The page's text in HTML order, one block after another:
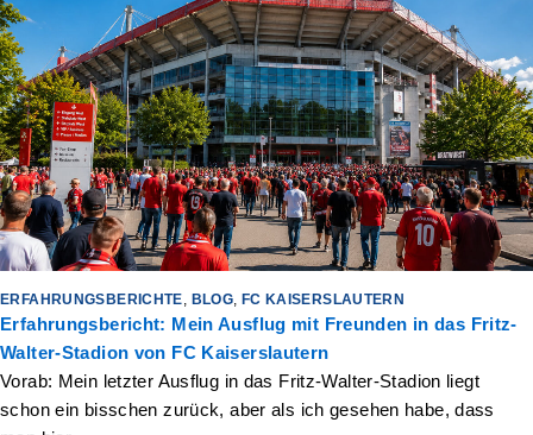
ERFAHRUNGSBERICHTE, BLOG, FC KAISERSLAUTERN
Erfahrungsbericht: Mein Ausflug mit Freunden in das Fritz-
Walter-Stadion von FC Kaiserslautern
Vorab: Mein letzter Ausflug in das Fritz-Walter-Stadion liegt
schon ein bisschen zurück, aber als ich gesehen habe, dass